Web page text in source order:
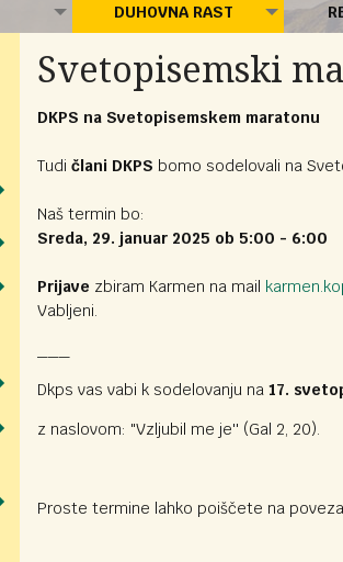
DUHOVNA RAST
Svetopisemski
DKPS na Svetopisemskem maratonu
Tudi člani DKPS bomo sodelovali na
Naš termin bo:
Sreda, 29. januar 2025 ob 5:00 - 6:00
Prijave zbiram Karmen na mail
Vabljeni.
Dkps vas vabi k sodelovanju na17.
z naslovom: "Vzljubil me je'' (Gal 2, 20).
Proste termine lahko poiščete na